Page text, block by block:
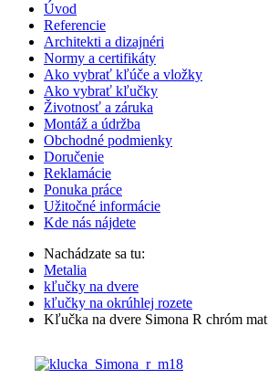
Úvod
Referencie
Architekti a dizajnéri
Normy a certifikáty
Ako vybrať kľúče a vložky
Ako vybrať kľučky
Životnosť a záruka
Montáž a údržba
Obchodné podmienky
Doručenie
Reklamácie
Ponuka práce
Užitočné informácie
Kde nás nájdete
Nachádzate sa tu:
Metalia
kľučky na dvere
kľučky na okrúhlej rozete
Kľučka na dvere Simona R chróm mat